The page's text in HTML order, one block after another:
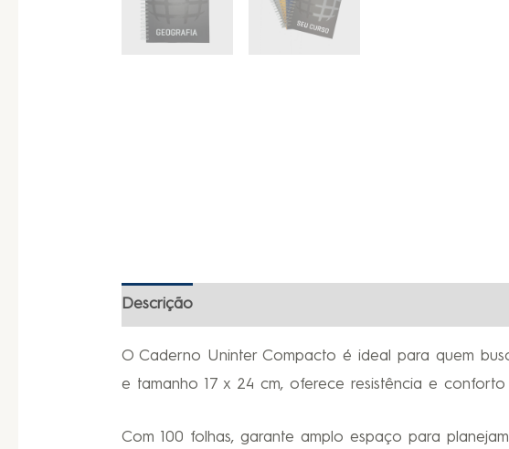
Descrição
O Caderno Uninter Compacto é ideal para quem
e tamanho 17 x 24 cm, oferece resistência e
Com 100 folhas, garante amplo espaço para